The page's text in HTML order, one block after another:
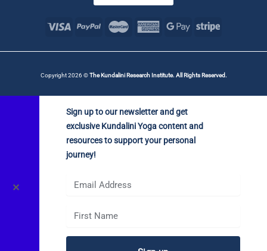
Copyright 2026 ©The Kundalini Research Institute. All Rights Reserved.
✕
Sign up to our newsletter and get
exclusive Kundalini Yoga content and
resources to support your personal
journey!